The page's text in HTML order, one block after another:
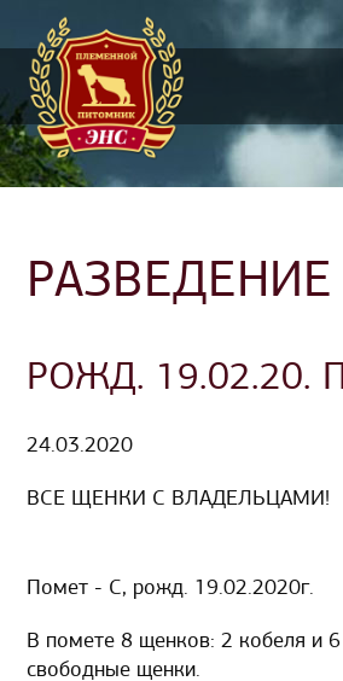
РАЗВЕДЕНИЕ
РОЖД. 19.02.20.
24.03.2020
ВСЕ ЩЕНКИ С ВЛАДЕЛЬЦАМИ!
Помет - С, рожд. 19.02.2020г.
В помете 8 щенков: 2 кобеля и 6
свободные щенки.